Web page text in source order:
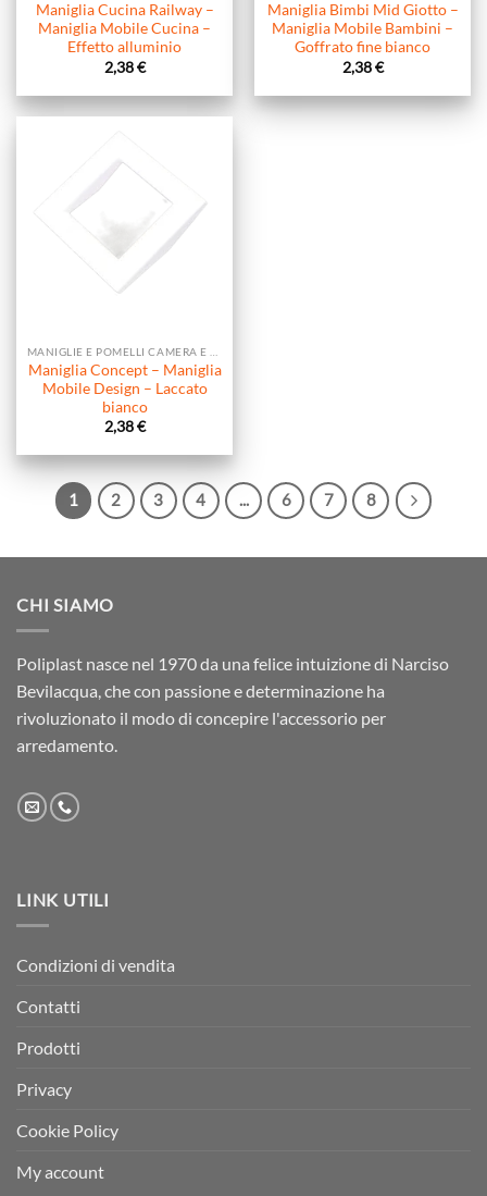
Maniglia Cucina Railway –
Maniglia Mobile Cucina –
Effetto alluminio
2,38€
Maniglia Bimbi Mid Giotto –
Maniglia Mobile Bambini –
Goffrato fine bianco
2,38€
Maniglia Concept – Maniglia
Mobile Design – Laccato
bianco
2,38€
1 2 3 4 ... 6 7 8
CHI SIAMO
Poliplast nasce nel 1970 da una felice intuizione di Narciso
Bevilacqua, che con passione e determinazione ha
rivoluzionato il modo di concepire l'accessorio per
arredamento.
LINK UTILI
Condizioni di vendita
Contatti
Prodotti
Privacy
Cookie Policy
My account